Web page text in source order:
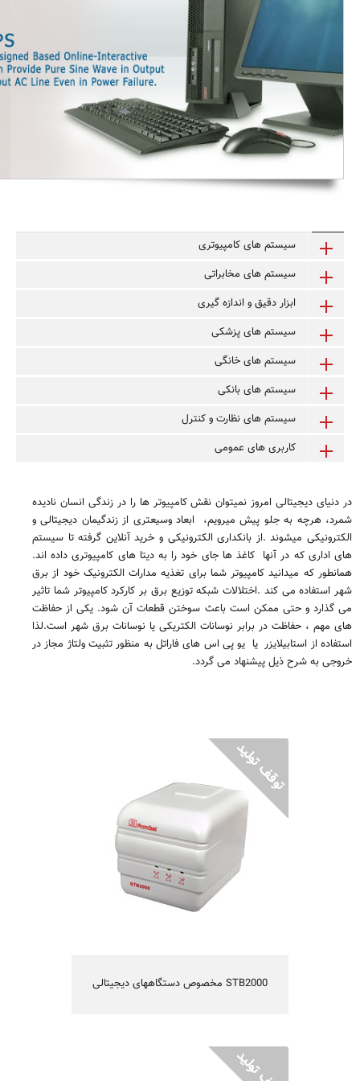
سیستم های کامپیوتری
سیستم های مخابراتی
ابزار دقیق و اندازه گیری
سیستم های پزشکی
سیستم های خانگی
سیستم های بانکی
سیستم های نظارت و کنترل
کاربری های عمومی
در دنیای دیجیتالی امروز نمیتوان نقش کامپیوتر ها را در زندگی انسان نادیده
شمرد، هرچه به جلو پیش میرویم، ابعاد وسیعتری از زندگیمان دیجیتالی و
الکترونیکی میشوند.از بانکداری الکترونیکی و خرید آنلاین گرفته تا سیستم
های اداری که در آنها کاغذ ها جای خود را به دیتا های کامپیوتری داده اند.
همانطور که میدانید کامپیوتر شما برای تغذیه مدارات الکترونیک خود از برق
شهر استفاده می کند .اختلالات شبکه توزیع برق بر کارکرد کامپیوتر شما تاثیر
می گذارد و حتی ممکن است باعث سوختن قطعات آن شود. یکی از حفاظت
های مهم ، حفاظت در برابر نوسانات الکتریکی یا نوسانات برق شهر است.لذا
استفاده از استابیلایزر یا یو پی اس های فاراتل به منظور تثبیت ولتاژ مجاز در
خروجی به شرح ذیل پیشنهاد می گردد.
STB2000 مخصوص دستگاههای دیجیتالی
مناسب برای تجهیزات برقی منازل
دارای فیلتر درمقابل نویزها و اختلالات برق
مجهز به مدار تاخیر جهت حفاظت دستگاه‌ها
طراحی شده برای استفاده رومیزی
حفاظت در مقابل افزایش دمای داخلی
حفاظت در مقابل رعد و برق
یکسال گارانتی و 5 سال تامین قطعات